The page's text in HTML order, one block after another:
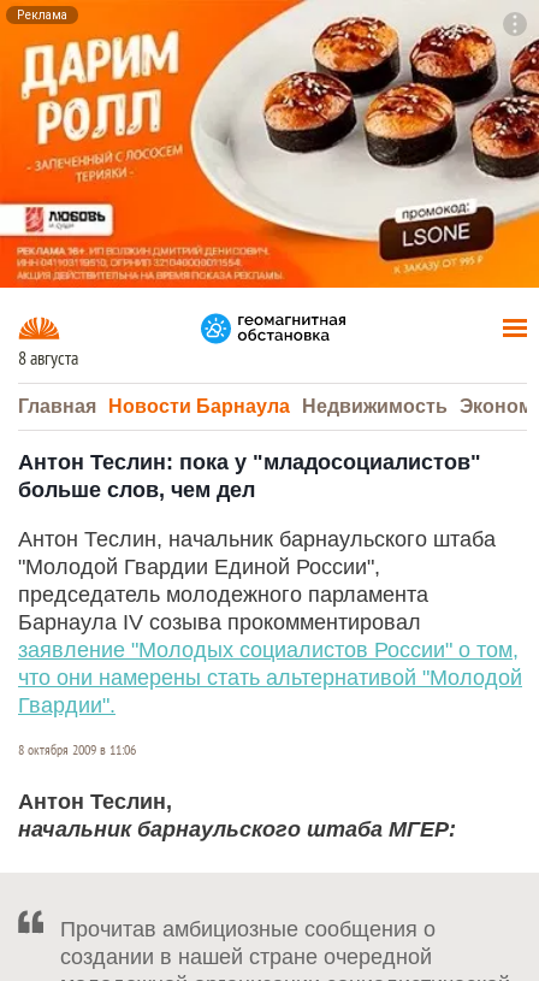
Реклама
8 августа
Главная Новости Барнаула Недвижимость
Антон Теслин: пока у "младосоциалистов"
больше слов, чем дел
Антон Теслин, начальник барнаульского штаба
"Молодой Гвардии Единой России",
председатель молодежного парламента
Барнаула IV созыва прокомментировал
заявление "Молодых социалистов России" о том,
что они намерены стать альтернативой "Молодой
Гвардии".
8 октября 2009 в 11:06
Антон Теслин,
начальник барнаульского штаба МГЕР:
Прочитав амбициозные сообщения о
создании в нашей стране очередной